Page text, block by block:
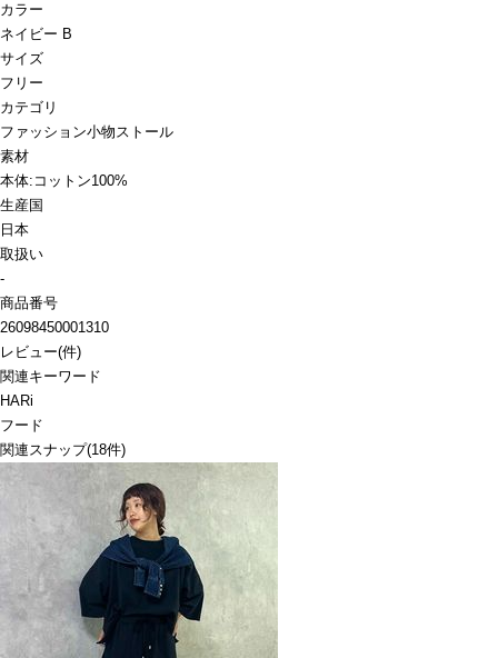
カラー
ネイビー B
サイズ
フリー
カテゴリ
ファッション小物ストール
素材
本体:コットン100%
生産国
日本
取扱い
-
商品番号
26098450001310
レビュー(件)
関連キーワード
HARi
フード
関連スナップ(18件)